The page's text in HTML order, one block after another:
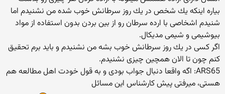
بیاره اینكه یك شخص در یك روز سرطانش خوب شده من نشنیدم اما
شنیدم اشخاصی با ارده سرطان رو از بین بردن بدون استفاده از مواد
بیوشیمی و شیمی مدیكال.
اگر كسی در یك روز سرطانش خوب بشه من نشنیدم و باید برم تحقیق
كنم چون تا الان همچین چیزی نشنیدم.
ARS65: اگه واقعا دنبال جواب بودی و به قول خودت اهل مطالعه هم
هستی، میرفتی پیش کارشناس این مسائل